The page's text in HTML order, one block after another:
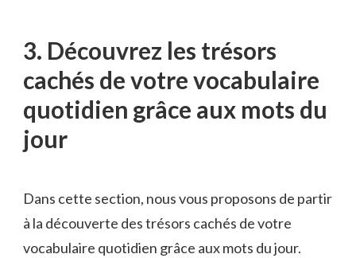
3. ⁣Découvrez les trésors
cachés de votre vocabulaire
quotidien grâce aux‌ mots ⁢du
jour
Dans ‍cette section, nous ‍vous proposons de partir
à​ la ​découverte des trésors⁣ cachés ​de votre
vocabulaire quotidien‍ grâce aux mots du jour.